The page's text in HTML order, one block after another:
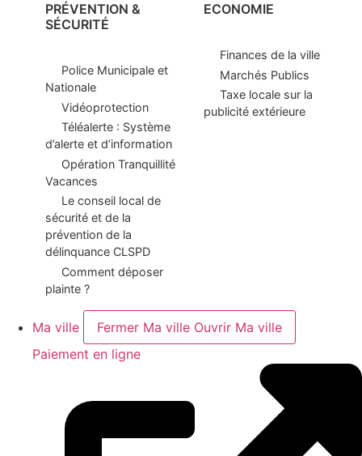
PRÉVENTION &
SÉCURITÉ
Police Municipale et
Nationale
Vidéoprotection
Téléalerte : Système
d’alerte et d’information
Opération Tranquillité
Vacances
Le conseil local de
sécurité et de la
prévention de la
délinquance CLSPD
Comment déposer
plainte ?
ECONOMIE
Finances de la ville
Marchés Publics
Taxe locale sur la
publicité extérieure
Ma ville Fermer Ma ville Ouvrir Ma ville
Paiement en ligne